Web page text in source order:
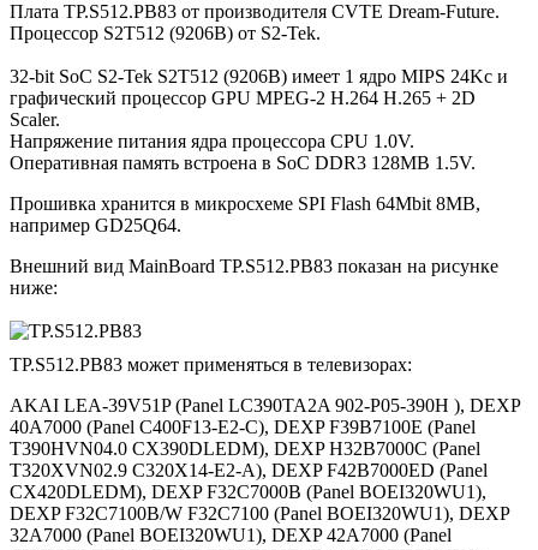
Плата TP.S512.PB83 от производителя CVTE Dream-Future.
Процессор S2T512 (9206B) от S2-Tek.
32-bit SoC S2-Tek S2T512 (9206B) имеет 1 ядро MIPS 24Kc и
графический процессор GPU MPEG-2 H.264 H.265 + 2D
Scaler.
Напряжение питания ядра процессора CPU 1.0V.
Оперативная память встроена в SoC DDR3 128MB 1.5V.
Прошивка хранится в микросхеме SPI Flash 64Mbit 8MB,
например GD25Q64.
Внешний вид MainBoard TP.S512.PB83 показан на рисунке
ниже:
TP.S512.PB83 может применяться в телевизорах:
AKAI LEA-39V51P (Panel LC390TA2A 902-P05-390H ), DEXP
40A7000 (Panel C400F13-E2-C), DEXP F39B7100E (Panel
T390HVN04.0 CX390DLEDM), DEXP H32B7000C (Panel
T320XVN02.9 C320X14-E2-A), DEXP F42B7000ED (Panel
CX420DLEDM), DEXP F32C7000B (Panel BOEI320WU1),
DEXP F32C7100B/W F32C7100 (Panel BOEI320WU1), DEXP
32A7000 (Panel BOEI320WU1), DEXP 42A7000 (Panel